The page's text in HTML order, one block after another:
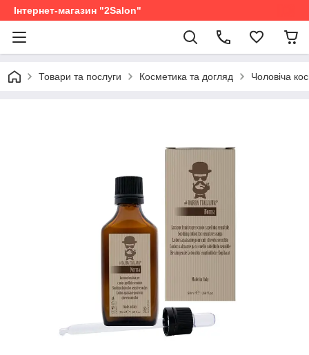
Інтернет-магазин "2Salon"
Товари та послуги Косметика та догляд Чоловіча